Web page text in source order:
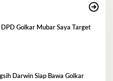
Golkar Mubar Saya Target
Darwin Siap Bawa Golkar